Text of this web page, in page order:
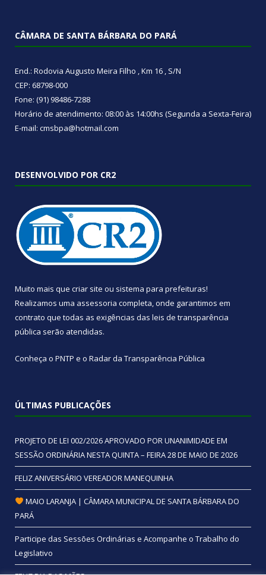
CÂMARA DE SANTA BÁRBARA DO PARÁ
End.: Rodovia Augusto Meira Filho , Km 16 , S/N
CEP: 68798-000
Fone: (91) 98486-7288
Horário de atendimento: 08:00 às 14:00hs (Segunda a Sexta-Feira)
E-mail: cmsbpa@hotmail.com
DESENVOLVIDO POR CR2
Muito mais que criar site ou sistema para prefeituras!
Realizamos uma assessoria completa, onde garantimos em
contrato que todas as exigências das leis de transparência
pública serão atendidas.
Conheça o PNTP e o Radar da Transparência Pública
ÚLTIMAS PUBLICAÇÕES
PROJETO DE LEI 002/2026 APROVADO POR UNANIMIDADE EM
SESSÃO ORDINÁRIA NESTA QUINTA – FEIRA 28 DE MAIO DE 2026
FELIZ ANIVERSÁRIO VEREADOR MANEQUINHA
MAIO LARANJA | CÂMARA MUNICIPAL DE SANTA BÁRBARA DO
PARÁ
Participe das Sessões Ordinárias e Acompanhe o Trabalho do
Legislativo